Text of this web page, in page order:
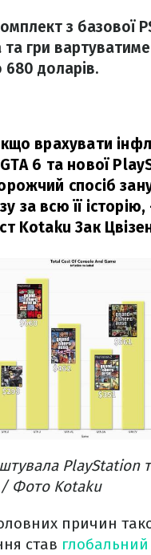
з базової
та гри
доларів.
врахувати
6 та нової
спосіб
за всю її історію,
Kotaku Зак
PlayStation
/ Фото Kotaku
причин
став